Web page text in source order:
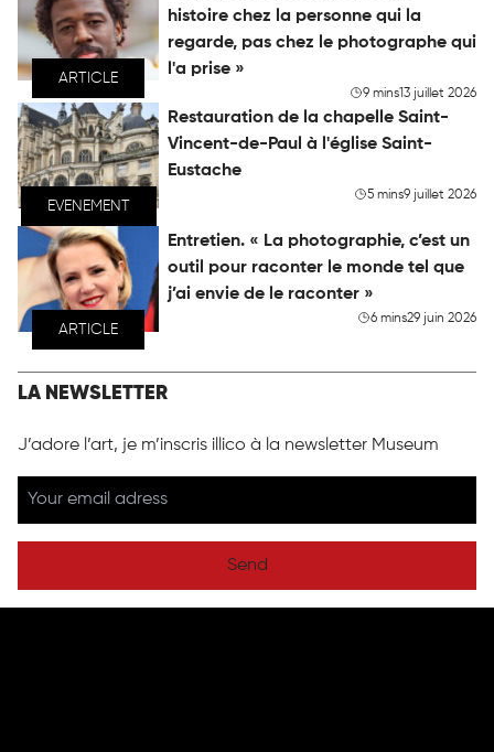
ARTICLE
histoire chez la personne qui la
regarde, pas chez le photographe qui
l'a prise »
9 mins13 juillet 2026
EVENEMENT
Restauration de la chapelle Saint-
Vincent-de-Paul à l'église Saint-
Eustache
5 mins9 juillet 2026
ARTICLE
Entretien. « La photographie, c’est un
outil pour raconter le monde tel que
j’ai envie de le raconter »
6 mins29 juin 2026
LA NEWSLETTER
J’adore l’art, je m’inscris illico à la newsletter Museum
Send